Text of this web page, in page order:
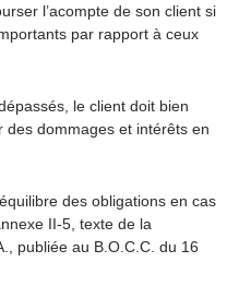
l’acompte de son client si
par rapport à ceux
le client doit bien
dommages et intérêts en
des obligations en cas
II-5, texte de la
publiée au B.O.C.C. du 16